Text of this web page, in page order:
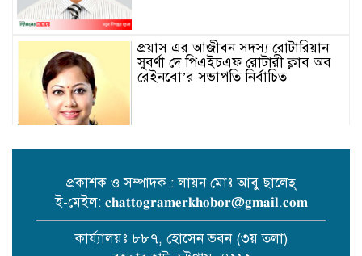
প্রয়াস এর আজীবন সদস্য রোটারিয়ান
সুবর্ণা দে পিএইচএফ রোটারী ক্লাব অব
রেইনবো’র সভাপতি নির্বাচিত
তোমার গানে জাগবে জুলাই’
প্রতিযোগিতায় পুরস্কৃত হন জাসাস
চট্টগ্রাম মহানগর সদস‌্য স‌চিব মামুনুর
প্রকাশক ও সম্পাদক : লায়ন মোঃ আবু ছালেহ্
ই-মেইল: 𝐜𝐡𝐚𝐭𝐭𝐨𝐠𝐫𝐚𝐦𝐞𝐫𝐤𝐡𝐨𝐛𝐨𝐫@𝐠𝐦𝐚𝐢𝐥.𝐜𝐨𝐦
কার্য্যালয়ঃ ৮৮৭, হোসেন ভবন (৩য় তলা)